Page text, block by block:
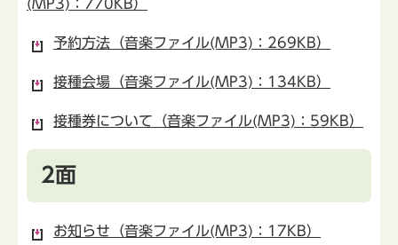
(MP3)：770KB）
予約方法（音楽ファイル(MP3)：269KB）
接種会場（音楽ファイル(MP3)：134KB）
接種券について（音楽ファイル(MP3)：59KB）
2面
お知らせ（音楽ファイル(MP3)：17KB）